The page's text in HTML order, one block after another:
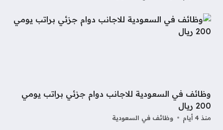
وظائف في السعودية للاجانب دوام جزئي براتب يومي
200 ريال
منذ 4 أيام وظائف في السعودية